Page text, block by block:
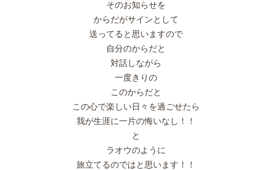
そのお知らせを
からだがサインとして
送ってると思いますので
自分のからだと
対話しながら
一度きりの
このからだと
この心で楽しい日々を過ごせたら
我が生涯に一片の悔いなし！！
と
ラオウのように
旅立てるのではと思います！！